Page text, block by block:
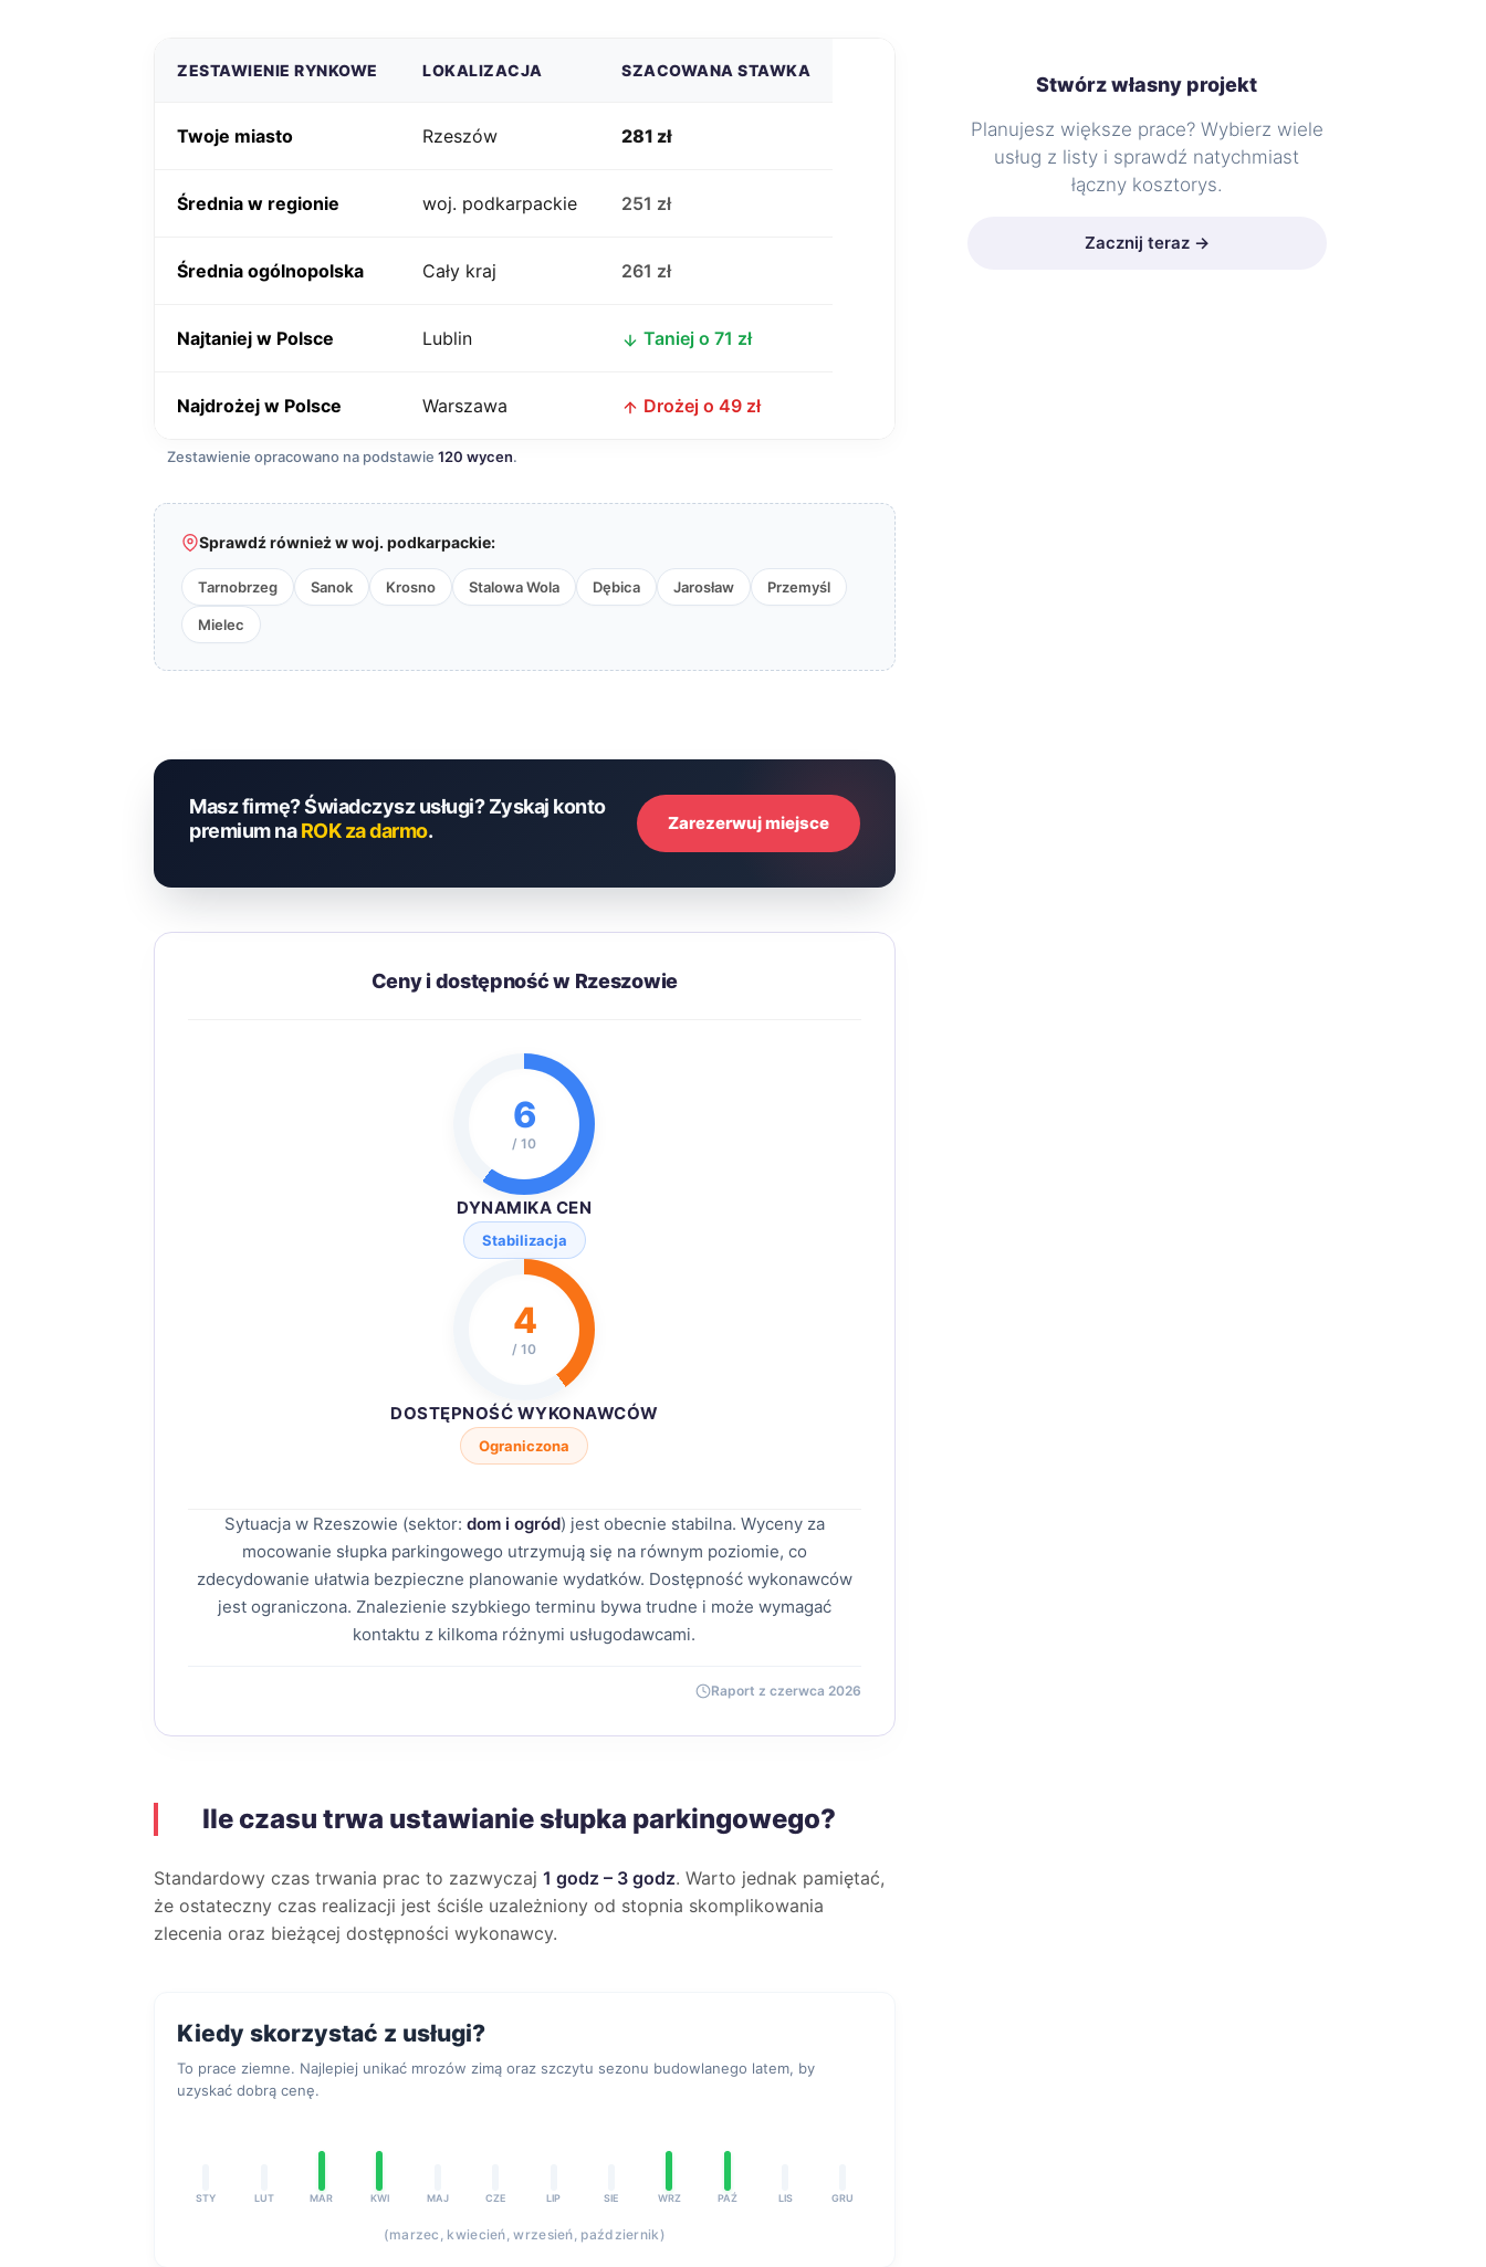
ZESTAWIENIE RYNKOWE LOKALIZACJA SZACOWANA STAWKA
Twoje miasto Rzeszów 281 zł
Średnia w regionie woj. podkarpackie 251 zł
Średnia ogólnopolska Cały kraj 261 zł
Najtaniej w Polsce Lublin Taniej o 71 zł
Najdrożej w Polsce Warszawa Drożej o 49 zł
Zestawienie opracowano na podstawie 120 wycen.
Sprawdź również w woj. podkarpackie:
Tarnobrzeg Sanok Krosno Stalowa Wola Dębica Jarosław Przemyśl
Mielec
Masz firmę? Świadczysz usługi? Zyskaj konto
premium naROK za darmo. Zarezerwuj miejsce
Ceny i dostępność w Rzeszowie
6
/ 10
DYNAMIKA CEN
Stabilizacja
4
/ 10
DOSTĘPNOŚĆ WYKONAWCÓW
Ograniczona
Sytuacja w Rzeszowie (sektor: dom i ogród) jest obecnie stabilna. Wyceny za
mocowanie słupka parkingowego utrzymują się na równym poziomie, co
zdecydowanie ułatwia bezpieczne planowanie wydatków. Dostępność wykonawców
jest ograniczona. Znalezienie szybkiego terminu bywa trudne i może wymagać
kontaktu z kilkoma różnymi usługodawcami.
Raport z czerwca 2026
Ile czasu trwa ustawianie słupka parkingowego?
Standardowy czas trwania prac to zazwyczaj 1 godz – 3 godz. Warto jednak pamiętać,
że ostateczny czas realizacji jest ściśle uzależniony od stopnia skomplikowania
zlecenia oraz bieżącej dostępności wykonawcy.
Kiedy skorzystać z usługi?
To prace ziemne. Najlepiej unikać mrozów zimą oraz szczytu sezonu budowlanego latem, by
uzyskać dobrą cenę.
STY LUT MAR KWI MAJ CZE LIP SIE WRZ PAŹ LIS GRU
(marzec, kwiecień, wrzesień, październik)
Stwórz własny projekt
Planujesz większe prace? Wybierz wiele
usług z listy i sprawdź natychmiast
łączny kosztorys.
Zacznij teraz →